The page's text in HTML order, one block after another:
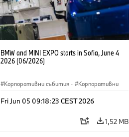
BMW and MINI EXPO starts in Sofia, June 4
2026 (06/2026)
Корпоративни събития · Корпоративни
Fri Jun 05 09:18:23 CEST 2026
1,52 MB